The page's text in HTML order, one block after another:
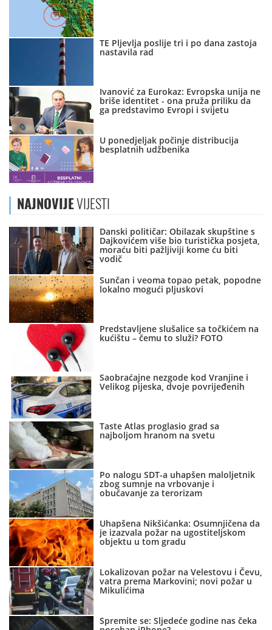
TE Pljevlja poslije tri i po dana zastoja
nastavila rad
Ivanović za Eurokaz: Evropska unija ne
briše identitet - ona pruža priliku da
ga predstavimo Evropi i svijetu
U ponedjeljak počinje distribucija
besplatnih udžbenika
NAJNOVIJEVIJESTI
Danski političar: Obilazak skupštine s
Dajkovićem više bio turistička posjeta,
moraću biti pažljiviji kome ću biti
vodič
Sunčan i veoma topao petak, popodne
lokalno mogući pljuskovi
Predstavljene slušalice sa točkićem na
kućištu – čemu to služi? FOTO
Saobraćajne nezgode kod Vranjine i
Velikog pijeska, dvoje povrijeđenih
Taste Atlas proglasio grad sa
najboljom hranom na svetu
Po nalogu SDT-a uhapšen maloljetnik
zbog sumnje na vrbovanje i
obučavanje za terorizam
Uhapšena Nikšićanka: Osumnjičena da
je izazvala požar na ugostiteljskom
objektu u tom gradu
Lokalizovan požar na Velestovu i Čevu,
vatra prema Markovini; novi požar u
Mikulićima
Spremite se: Sljedeće godine nas čeka